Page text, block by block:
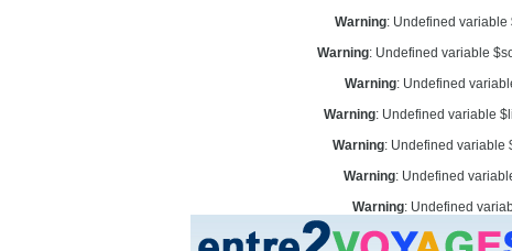
Warning: Undefined variable
Warning: Undefined variable
Warning: Undefined
Warning: Undefined variable
Warning: Undefined variable
Warning: Undefined
Warning: Undefined